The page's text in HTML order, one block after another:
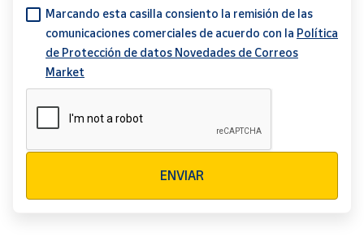
Marcando esta casilla consiento la remisión de las
comunicaciones comerciales de acuerdo con la Política
de Protección de datos Novedades de Correos
Market
ENVIAR